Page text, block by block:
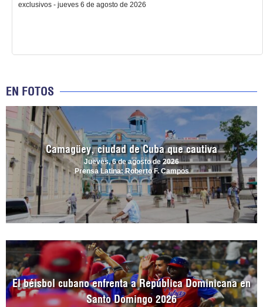
exclusivos - jueves 6 de agosto de 2026
EN FOTOS
Camagüey, ciudad de Cuba que cautiva
Jueves, 6 de agosto de 2026
Prensa Latina: Roberto F. Campos
El béisbol cubano enfrenta a República Dominicana en
Santo Domingo 2026